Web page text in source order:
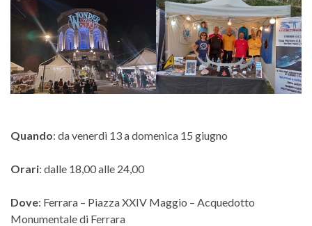
Quando: da venerdì 13 a domenica 15 giugno
Orari: dalle 18,00 alle 24,00
Dove: Ferrara – Piazza XXIV Maggio – Acquedotto
Monumentale di Ferrara